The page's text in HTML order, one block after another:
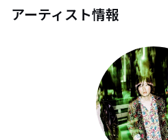
アーティスト情報